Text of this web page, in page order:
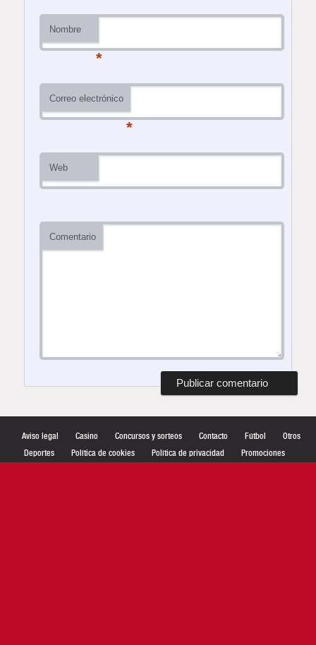
Nombre
*
Correo electrónico
*
Web
Comentario
Aviso legal Casino Concursos y sorteos Contacto Fútbol
Otros
Deportes
Política de cookies Política de privacidad Promociones